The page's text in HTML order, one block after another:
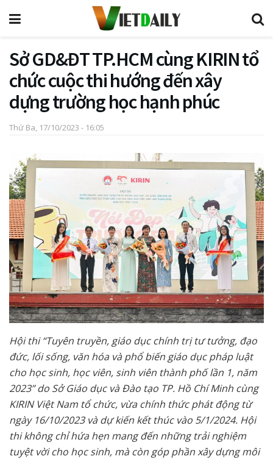
Sở GD&ĐT TP.HCM cùng KIRIN tổ
chức cuộc thi hướng đến xây
dựng trường học hạnh phúc
Thứ Ba, 17/10/2023 - 16:05
Hội thi “Tuyên truyền, giáo dục chính trị tư tưởng, đạo
đức, lối sống, văn hóa và phổ biến giáo dục pháp luật
cho học sinh, học viên, sinh viên thành phố lần 1, năm
2023” do Sở Giáo dục và Đào tạo TP. Hồ Chí Minh cùng
KIRIN Việt Nam tổ chức, vừa chính thức phát động từ
ngày 16/10/2023 và dự kiến kết thúc vào 5/1/2024. Hội
thi không chỉ hứa hẹn mang đến những trải nghiệm
tuyệt vời cho học sinh, mà còn góp phần xây dựng môi